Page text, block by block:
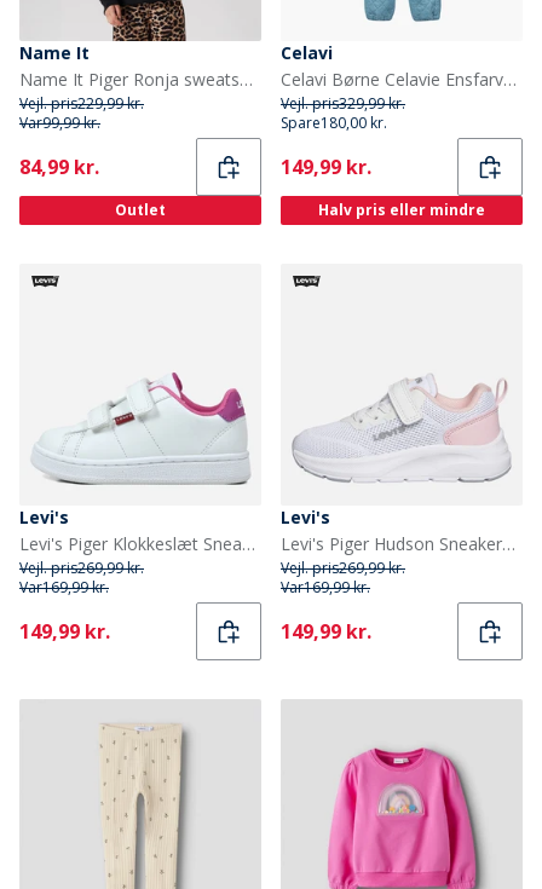
Name It
Name It Piger Ronja sweatshirt Irish Cream
Vejl. pris229,99 kr.
Var99,99 kr.
Current
84,99 kr.
Outlet
Celavi
Celavi Børne Celavie Ensfarvet Basis Termosæt Cerulean
Vejl. pris329,99 kr.
Spare180,00 kr.
Current
149,99 kr.
Halv pris eller mindre
Levi's
Levi's Piger Klokkeslæt Sneakers White Fuxia 0069
Vejl. pris269,99 kr.
Var169,99 kr.
Current
149,99 kr.
Levi's
Levi's Piger Hudson Sneakers White Rose 2900
Vejl. pris269,99 kr.
Var169,99 kr.
Current
149,99 kr.